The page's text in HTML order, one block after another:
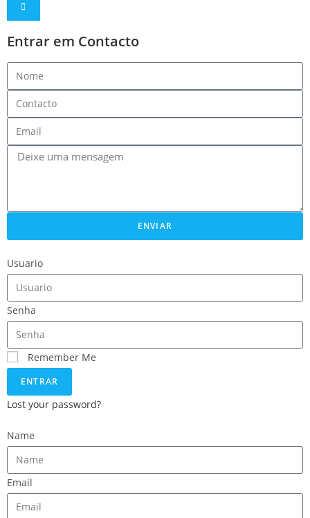
Entrar em Contacto
ENVIAR
Usuario
Senha
Remember Me
ENTRAR
Lost your password?
Name
Email